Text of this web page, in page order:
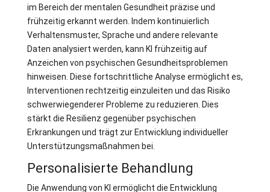
im Bereich der mentalen Gesundheit präzise und
frühzeitig erkannt werden. Indem kontinuierlich
Verhaltensmuster, Sprache und andere relevante
Daten analysiert werden, kann KI frühzeitig auf
Anzeichen von psychischen Gesundheitsproblemen
hinweisen. Diese fortschrittliche Analyse ermöglicht es,
Interventionen rechtzeitig einzuleiten und das Risiko
schwerwiegenderer Probleme zu reduzieren. Dies
stärkt die Resilienz gegenüber psychischen
Erkrankungen und trägt zur Entwicklung individueller
Unterstützungsmaßnahmen bei.
Personalisierte Behandlung
Die Anwendung von KI ermöglicht die Entwicklung